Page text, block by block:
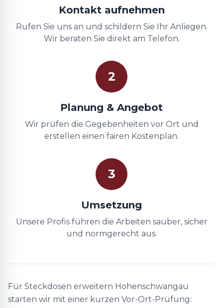
Kontakt aufnehmen
Rufen Sie uns an und schildern Sie Ihr Anliegen.
Wir beraten Sie direkt am Telefon.
2
Planung & Angebot
Wir prüfen die Gegebenheiten vor Ort und
erstellen einen fairen Kostenplan.
3
Umsetzung
Unsere Profis führen die Arbeiten sauber, sicher
und normgerecht aus.
Für Steckdosen erweitern Hohenschwangau
starten wir mit einer kurzen Vor-Ort-Prüfung: